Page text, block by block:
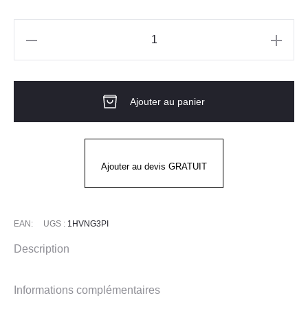
PUPIL
Ajouter au panier
Ajouter au devis GRATUIT
EAN: UGS : 1HVNG3PI
Description
Informations complémentaires